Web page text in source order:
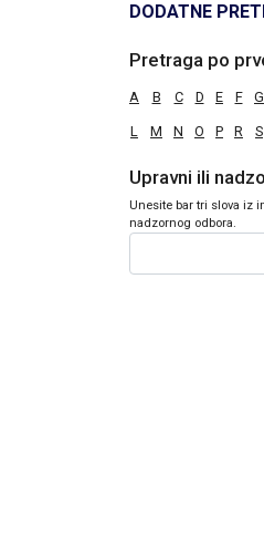
DODATNE
Pretraga po
A B C D E F G
L M N O P R S
Upravni ili
Unesite bar tri slova iz
nadzornog odbora.